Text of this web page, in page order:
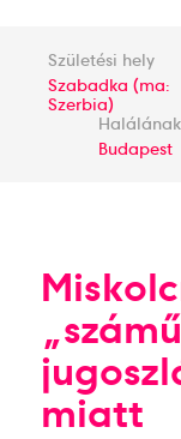
Születési hely
Szabadka (ma:
Szerbia)
Budapest
miatt